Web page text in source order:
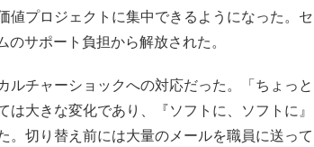
値プロジェクトに集中できるようになった。セ
サポート負担から解放された。
チャーショックへの対応だった。「ちょっと
大きな変化であり、『ソフトに、ソフトに』
。切り替え前には大量のメールを職員に送って